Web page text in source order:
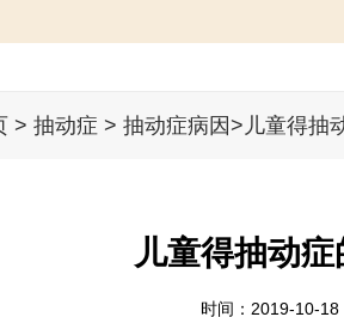
> 抽动症 > 抽动症病因 >儿童得抽
儿童得抽动
时间：2019-10-18